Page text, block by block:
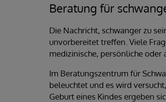
Beratung für
Die Nachricht, schwanger zu
unvorbereitet treffen. Viele
medizinische, persönliche oder
Im Beratungszentrum für
beleuchtet und es wird
Geburt eines Kindes ergeben